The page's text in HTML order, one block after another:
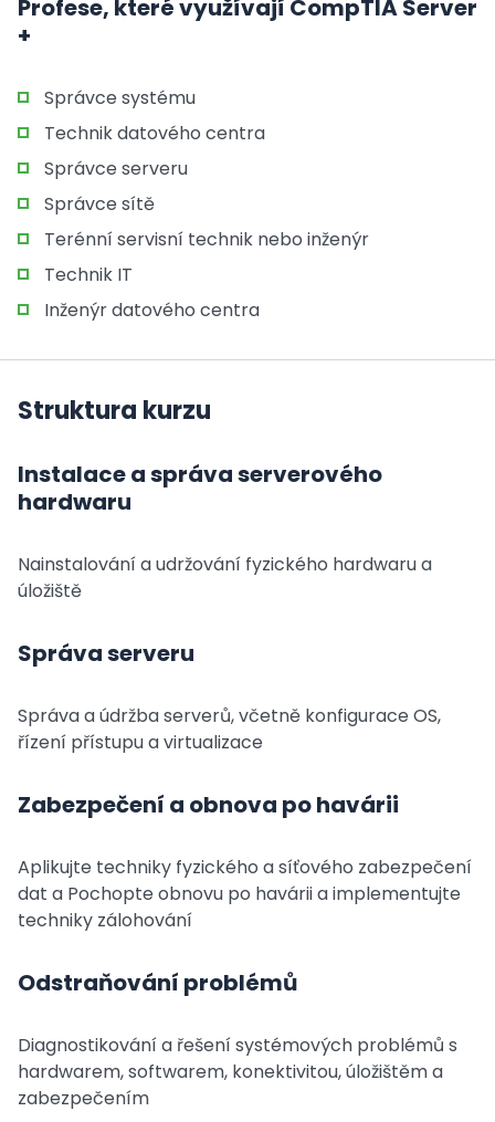
Profese, které využívají CompTIA Server
+
Správce systému
Technik datového centra
Správce serveru
Správce sítě
Terénní servisní technik nebo inženýr
Technik IT
Inženýr datového centra
Struktura kurzu
Instalace a správa serverového
hardwaru
Nainstalování a udržování fyzického hardwaru a
úložiště
Správa serveru
Správa a údržba serverů, včetně konfigurace OS,
řízení přístupu a virtualizace
Zabezpečení a obnova po havárii
Aplikujte techniky fyzického a síťového zabezpečení
dat a Pochopte obnovu po havárii a implementujte
techniky zálohování
Odstraňování problémů
Diagnostikování a řešení systémových problémů s
hardwarem, softwarem, konektivitou, úložištěm a
zabezpečením